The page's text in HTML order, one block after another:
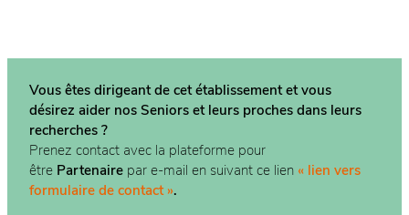
Vous êtes dirigeant de cet établissement et vous
désirez aider nos Seniors et leurs proches dans leurs
recherches ?
Prenez contact avec la plateforme pour
être Partenaire par e-mail en suivant ce lien « lien vers
formulaire de contact ».